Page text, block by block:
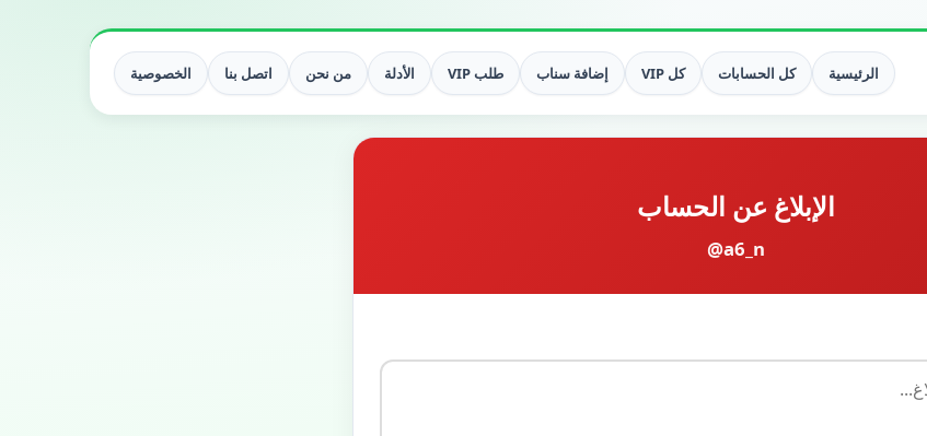
الرئيسية كل الحسابات كل VIP إضافة سناب طلب VIP الأدلة من نحن اتصل بنا الخصوصية
الإبلاغ عن الحساب
@a6_n